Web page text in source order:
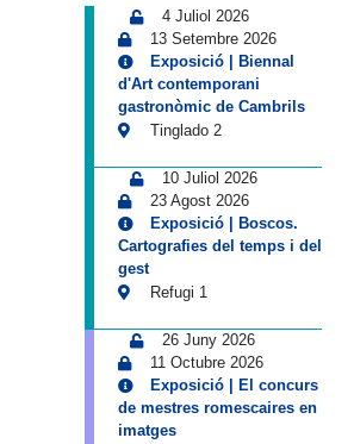
4 Juliol 2026
13 Setembre 2026
Exposició | Biennal
d'Art contemporani
gastronòmic de Cambrils
Tinglado 2
10 Juliol 2026
23 Agost 2026
Exposició | Boscos.
Cartografies del temps i del
gest
Refugi 1
26 Juny 2026
11 Octubre 2026
Exposició | El concurs
de mestres romescaires en
imatges